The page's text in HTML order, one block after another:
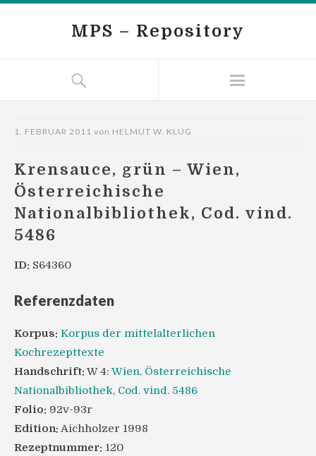
MPS – Repository
1. FEBRUAR 2011 von HELMUT W. KLUG
Krensauce, grün – Wien,
Österreichische
Nationalbibliothek, Cod. vind.
5486
ID: S64360
Referenzdaten
Korpus: Korpus der mittelalterlichen
Kochrezepttexte
Handschrift: W 4: Wien, Österreichische
Nationalbibliothek, Cod. vind. 5486
Folio: 92v-93r
Edition: Aichholzer 1998
Rezeptnummer: 120